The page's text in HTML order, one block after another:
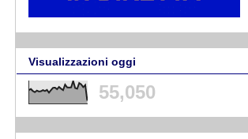
Visualizzazioni oggi
55,050